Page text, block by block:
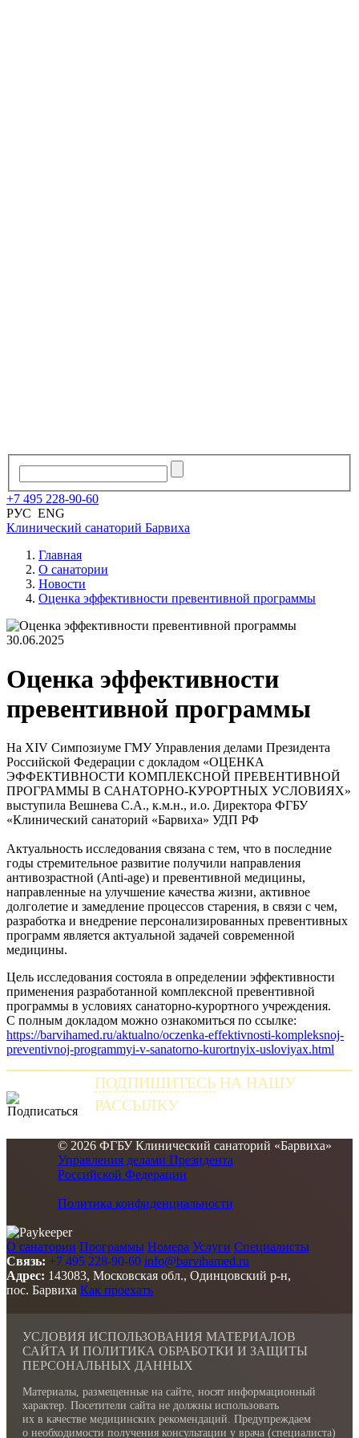
+7 495 228-90-60
РУС ENG
Клинический санаторий Барвиха
Главная
О санатории
Новости
Оценка эффективности превентивной программы
30.06.2025
Оценка эффективности
превентивной программы
На XIV Симпозиуме ГМУ Управления делами Президента
Российской Федерации с докладом «ОЦЕНКА
ЭФФЕКТИВНОСТИ КОМПЛЕКСНОЙ ПРЕВЕНТИВНОЙ
ПРОГРАММЫ В САНАТОРНО-КУРОРТНЫХ УСЛОВИЯХ»
выступила Вешнева С.А., к.м.н., и.о. Директора ФГБУ
«Клинический санаторий «Барвиха» УДП РФ
Актуальность исследования связана с тем, что в последние
годы стремительное развитие получили направления
антивозрастной (Anti-age) и превентивной медицины,
направленные на улучшение качества жизни, активное
долголетие и замедление процессов старения, в связи с чем,
разработка и внедрение персонализированных превентивных
программ является актуальной задачей современной
медицины.
Цель исследования состояла в определении эффективности
применения разработанной комплексной превентивной
программы в условиях санаторно-курортного учреждения.
С полным докладом можно ознакомиться по ссылке:
https://barvihamed.ru/aktualno/oczenka-effektivnosti-kompleksnoj-
preventivnoj-programmyi-v-sanatorno-kurortnyix-usloviyax.html
ПОДПИШИТЕСЬ НА НАШУ
РАССЫЛКУ
© 2026 ФГБУ Клинический санаторий «Барвиха»
Управления делами Президента
Российской Федерации
Политика конфиденциальности
О санатории Программы Номера Услуги Специалисты
Связь: +7 495 228-90-60 info@barvihamed.ru
Адрес: 143083, Московская обл., Одинцовский р-н,
пос. Барвиха Как проехать
УСЛОВИЯ ИСПОЛЬЗОВАНИЯ МАТЕРИАЛОВ
САЙТА И ПОЛИТИКА ОБРАБОТКИ И ЗАЩИТЫ
ПЕРСОНАЛЬНЫХ ДАННЫХ
Материалы, размещенные на сайте, носят информационный
характер. Посетители сайта не должны использовать
их в качестве медицинских рекомендаций. Предупреждаем
о необходимости получения консультации у врача (специалиста)